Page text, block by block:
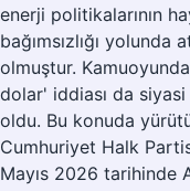
enerji politikalarının
bağımsızlığı yolunda
olmuştur.
dolar' iddiası da
oldu. Bu konuda
Cumhuriyet Halk
Mayıs 2026 tarihinde